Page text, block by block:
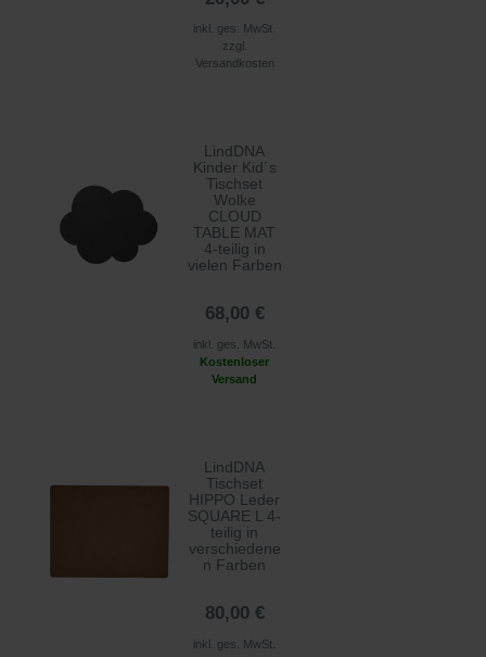
inkl. ges. MwSt.
zzgl.
Versandkosten
LindDNA
Kinder Kid´s
Tischset
Wolke
CLOUD
TABLE MAT
4-teilig in
vielen Farben
68,00 €
inkl. ges. MwSt.
Kostenloser
Versand
LindDNA
Tischset
HIPPO Leder
SQUARE L 4-
teilig in
verschiedene
n Farben
80,00 €
inkl. ges. MwSt.